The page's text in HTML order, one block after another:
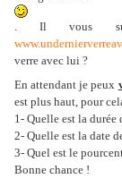
. Il vous
verre avec lui ?
En attendant je peux
est plus haut, pour
1- Quelle est la durée
2- Quelle est la date
3- Quel est le
Bonne chance !